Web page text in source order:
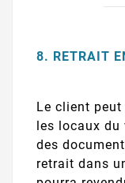
8. RETRAIT
Le client
les locaux du
des
retrait dans